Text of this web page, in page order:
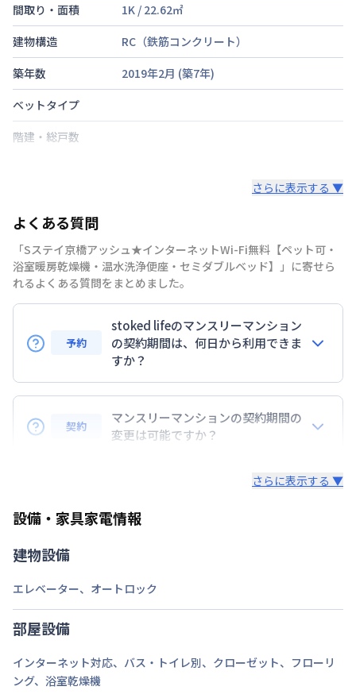
間取り・面積
1K / 22.62㎡
建物構造
RC（鉄筋コンクリート）
築年数
2019年2月 (築7年)
ベットタイプ
階建・総戸数
禁煙・喫煙
交通
大阪環状線 京橋駅徒歩4分
大阪市長堀鶴見緑地
京阪電気鉄道京阪線
2名
駐車場
なし
情報更新日 2026年7月26日
さらに表示する ▼
よくある質問
「Sステイ京橋アッシュ★インターネットWi-Fi無料【ペット可・
浴室暖房乾燥機・温水洗浄便座・セミダブルベッド】」に寄せら
れるよくある質問をまとめました。
予約
stoked lifeのマンスリーマンション
の契約期間は、何日から利用できま
すか？
7日以上からのご契約期間ですが1ヶ月（30日）以上
のご契約期間の地域もございますのでお気軽にお問い
合わせください。
契約
マンスリーマンションの契約期間の
変更は可能ですか？
約が入っていなければ、ご対応可能です。その際、再
い。期間の変更がある場合は、できるだけお早めにご
さらに表示する ▼
設備・家具家電情報
建物設備
エレベーター、 オートロック
部屋設備
インターネット対応、 バス・トイレ別、 クローゼット、 フローリ
ング、 浴室乾燥機